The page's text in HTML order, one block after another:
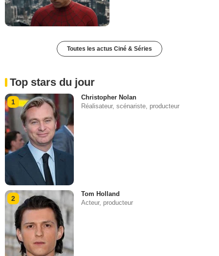
Toutes les actus Ciné & Séries
Top stars du jour
1
Christopher Nolan
Réalisateur, scénariste, producteur
2
Tom Holland
Acteur, producteur